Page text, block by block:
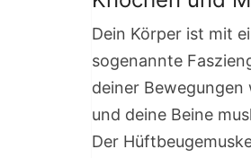
Dein Körper ist mit
sogenannte
deiner
und deine Beine
Der